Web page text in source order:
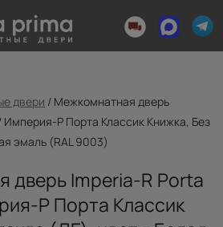
двери / Межкомнатная дверь
Империя-Р Порта Классик Книжка, Без
эмаль (RAL 9003)
дверь Imperia-R Porta
Р Порта Классик